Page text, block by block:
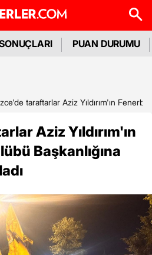
PUAN DURUMU
taraftarlar Aziz Yıldırım'ın
Aziz Yıldırım'ın
Başkanlığına